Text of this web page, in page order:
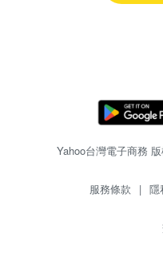
Yahoo台灣電子商務
服務條款 | 隱